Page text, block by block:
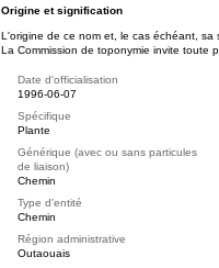
Origine et signification
L'origine de ce nom et, le cas échéant, sa
La Commission de toponymie invite toute
Date d'officialisation
1996-06-07
Spécifique
Plante
Générique (avec ou sans particules
de liaison)
Chemin
Type d'entité
Chemin
Région administrative
Outaouais